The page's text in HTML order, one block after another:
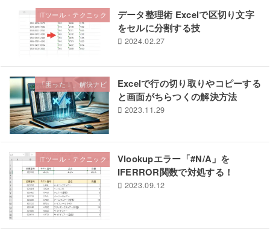
ITツール・テクニック
データ整理術 Excelで区切り文字
をセルに分割する技
2024.02.27
「困った！」解決ナビ
Excelで行の切り取りやコピーする
と画面がちらつくの解決方法
2023.11.29
ITツール・テクニック
Vlookupエラー「#N/A」を
IFERROR関数で対処する！
2023.09.12